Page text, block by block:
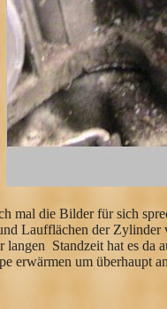
mal die Bilder für sich
Laufflächen der
Standzeit hat es
erwärmen um überhaupt